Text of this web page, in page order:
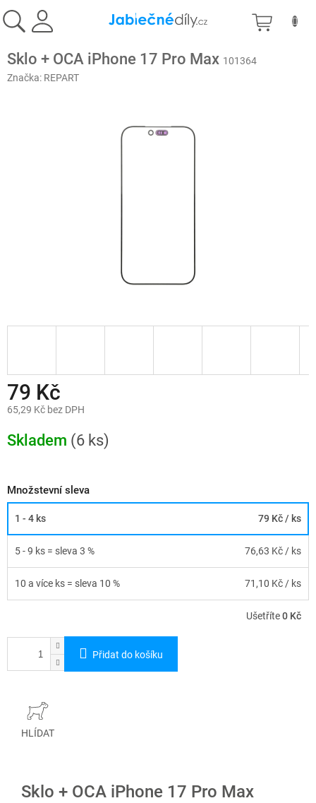
na
obsah
Sklo + OCA iPhone 17 Pro Max 101364
Značka: REPART
79 Kč
65,29 Kč bez DPH
cena:
Skladem (6 ks)
Množstevní sleva
1 - 4 ks 79 Kč/ ks
5 - 9 ks = sleva 3 % 76,63 Kč/ ks
10 a více ks = sleva 10 % 71,10 Kč/ ks
Ušetříte0 Kč
Přidat do košíku
HLÍDAT
Sklo + OCA iPhone 17 Pro Max